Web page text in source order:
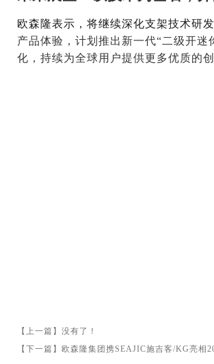
欧森隆表示，将继续深化支架技术研
产品体验，计划推出新一代“二级开迷
化，持续为全球用户提供更多优质的创
【上一篇】没有了！
【下一篇】 欧森隆集团携SEAJIC施吉客/KG亮相